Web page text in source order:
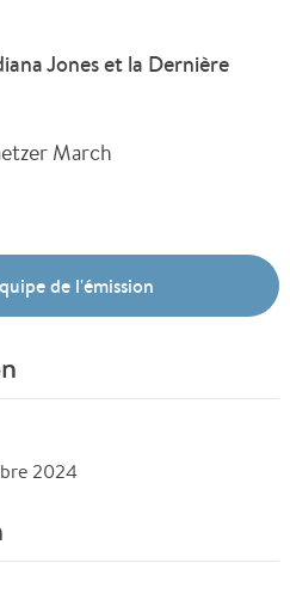
Jones et la Dernière
March
de l'émission
2024